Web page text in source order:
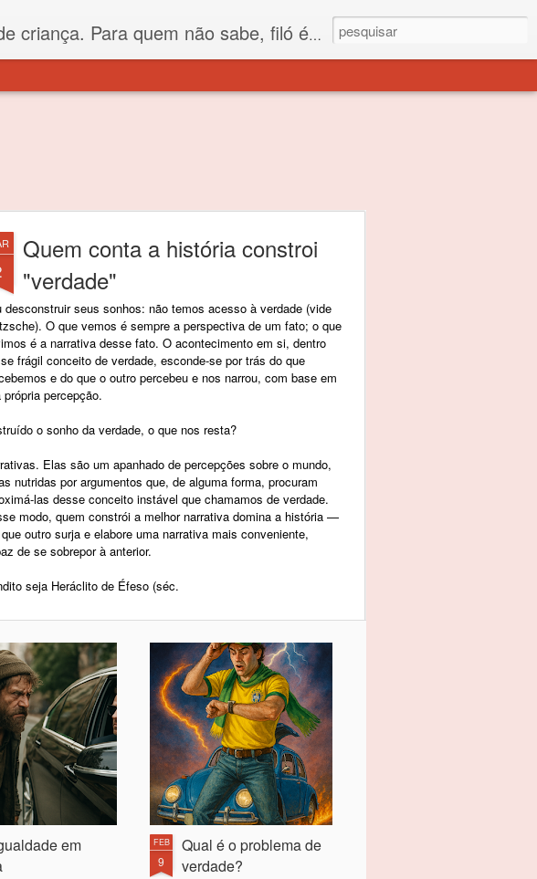
ao ar soprado para dentro, nunca vai se encher. Aí está o propósito deste nome... Para viver em sociedade tem que ter saco de filó.
Quem conta a história constroi
"verdade"
desconstruir seus sonhos: não temos acesso à verdade (vide
O que vemos é sempre a perspectiva de um fato; o que
é a narrativa desse fato. O acontecimento em si, dentro
frágil conceito de verdade, esconde-se por trás do que
e do que o outro percebeu e nos narrou, com base em
própria percepção.
o sonho da verdade, o que nos resta?
Elas são um apanhado de percepções sobre o mundo,
nutridas por argumentos que, de alguma forma, procuram
las desse conceito instável que chamamos de verdade.
modo, quem constrói a melhor narrativa domina a história —
outro surja e elabore uma narrativa mais conveniente,
de se sobrepor à anterior.
seja Heráclito de Éfeso (séc.
em
FEB
9
Qual é o problema de
verdade?